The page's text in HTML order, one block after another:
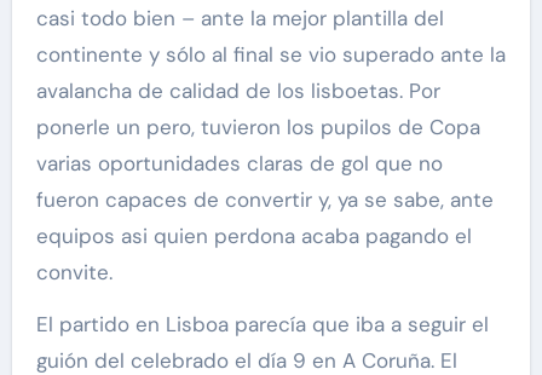
casi todo bien – ante la mejor plantilla del
continente y sólo al final se vio superado ante la
avalancha de calidad de los lisboetas. Por
ponerle un pero, tuvieron los pupilos de Copa
varias oportunidades claras de gol que no
fueron capaces de convertir y, ya se sabe, ante
equipos asi quien perdona acaba pagando el
convite.
El partido en Lisboa parecía que iba a seguir el
guión del celebrado el día 9 en A Coruña. El